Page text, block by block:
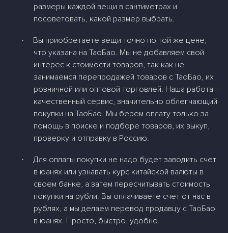
размеры каждой вещи в сантиметрах и
посоветовать, какой размер выбрать.
·
Вы приобретаете вещи точно по той же цене,
что указана на ТаоБао. Мы не добавляем свой
интерес к стоимости товаров, так как не
занимаемся перепродажей товаров с ТаоБао, их
розничной или оптовой торговлей. Наша работа –
качественный сервис, значительно облегчающий
покупки на ТаоБао. Мы берем оплату только за
помощь в поиске и подборе товаров, их выкуп,
проверку и отправку в Россию.
·
Для оплаты покупки не надо будет заводить счет
в юанях или узнавать курс китайской валюты в
своем банке, а затем пересчитывать стоимость
покупки на рубли. Вы оплачиваете счет от нас в
рублях, а мы делаем перевод продавцу с ТаоБао
в юанях. Просто, быстро, удобно.